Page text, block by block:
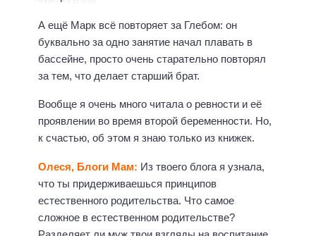
А ещё Марк всё повторяет за Глебом: он
буквально за одно занятие начал плавать в
бассейне, просто очень старательно повторял
за тем, что делает старший брат.
Вообще я очень много читала о ревности и её
проявлении во время второй беременности. Но,
к счастью, об этом я знаю только из книжек.
Олеся, Блоги Мам: Из твоего блога я узнала,
что ты придерживаешься принципов
естественного родительства. Что самое
сложное в естественном родительстве?